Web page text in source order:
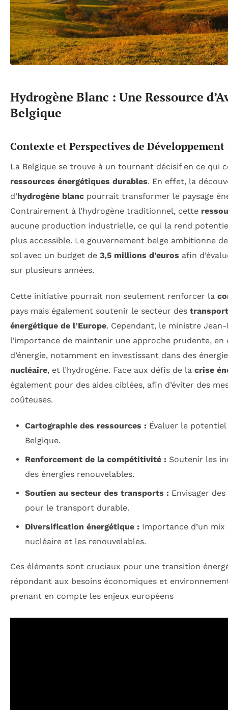
Hydrogène Blanc : Une Ressource
Belgique
Contexte et Perspectives de Développement
La Belgique se trouve à un tournant décisif en ce qui
ressources énergétiques durables. En effet, la
d’hydrogène blanc pourrait transformer le paysage
Contrairement à l’hydrogène traditionnel, cette
aucune production industrielle, ce qui la rend
plus accessible. Le gouvernement belge ambitionne
sol avec un budget de 3,5 millions d’euros afin
sur plusieurs années.
Cette initiative pourrait non seulement renforcer la
pays mais également soutenir le secteur des
énergétique de l’Europe. Cependant, le ministre
l’importance de maintenir une approche prudente,
d’énergie, notamment en investissant dans des
nucléaire, et l’hydrogène. Face aux défis de la crise
également pour des aides ciblées, afin d’éviter des
coûteuses.
Cartographie des ressources : Évaluer le potentiel
Belgique.
Renforcement de la compétitivité : Soutenir les
des énergies renouvelables.
Soutien au secteur des transports : Envisager
pour le transport durable.
Diversification énergétique : Importance d’un
nucléaire et les renouvelables.
Ces éléments sont cruciaux pour une transition
répondant aux besoins économiques et
prenant en compte les enjeux européens